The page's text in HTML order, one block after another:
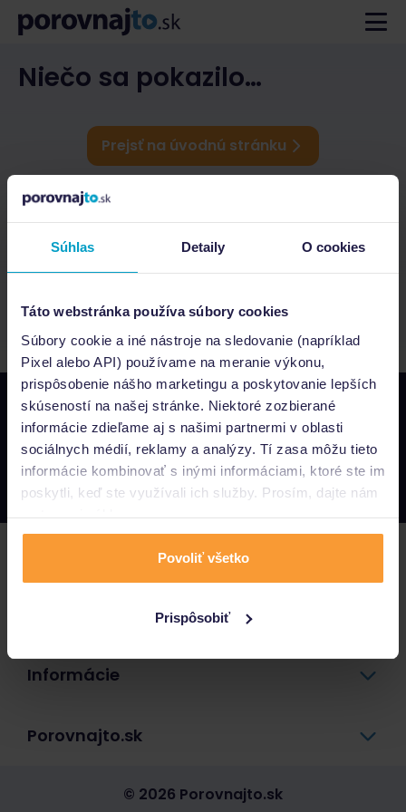
Súhlas Detaily O cookies
Táto webstránka používa súbory cookies
Súbory cookie a iné nástroje na sledovanie (napríklad
Pixel alebo API) používame na meranie výkonu,
prispôsobenie nášho marketingu a poskytovanie lepších
skúseností na našej stránke. Niektoré zozbierané
informácie zdieľame aj s našimi partnermi v oblasti
sociálnych médií, reklamy a analýzy. Tí zasa môžu tieto
informácie kombinovať s inými informáciami, ktoré ste im
poskytli, keď ste využívali ich služby. Prosím, dajte nám
na to svoj súhlas.
Povoliť všetko
Prispôsobiť
Niečo sa pokazilo…
Prejsť na úvodnú stránku
Napíšte nám
info@porovnajto.sk
Zavolajte nám
0800 400 300
Informácie
Porovnajto.sk
© 2026 Porovnajto.sk